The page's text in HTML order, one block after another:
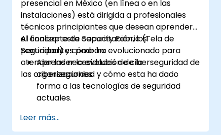
presencial en México (en línea o en las
instalaciones) está dirigida a profesionales
técnicos principiantes que desean aprender
el concepto de Security Fabric (Tela de
Seguridad) y cómo ha evolucionado para
atender las necesidades de ciberseguridad de
las organizaciones.
Al finalizar esta capacitación, los
participantes podrán:
Aprender la evolución de la
ciberseguridad y cómo esta ha dado
forma a las tecnologías de seguridad
actuales.
protegerse contra tipos específicos de
Leer más...